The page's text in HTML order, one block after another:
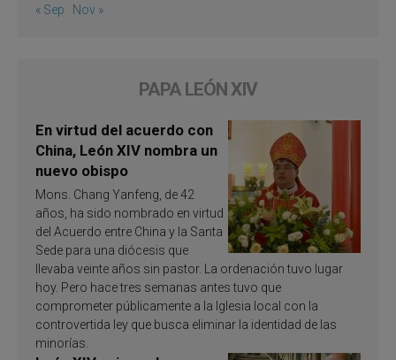
« Sep Nov »
PAPA LEÓN XIV
En virtud del acuerdo con
China, León XIV nombra un
nuevo obispo
Mons. Chang Yanfeng, de 42
años, ha sido nombrado en virtud
del Acuerdo entre China y la Santa
Sede para una diócesis que
llevaba veinte años sin pastor. La ordenación tuvo lugar
hoy. Pero hace tres semanas antes tuvo que
comprometer públicamente a la Iglesia local con la
controvertida ley que busca eliminar la identidad de las
minorías.